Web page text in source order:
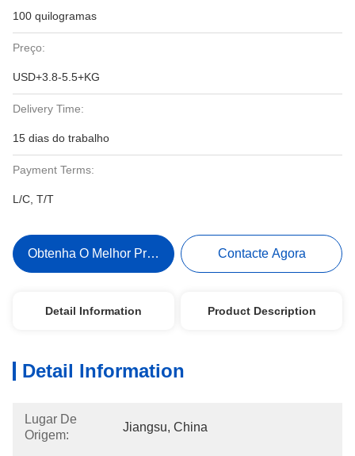
100 quilogramas
Preço:
USD+3.8-5.5+KG
Delivery Time:
15 dias do trabalho
Payment Terms:
L/C, T/T
Obtenha O Melhor Preço Contacte Agora
Detail Information Product Description
Detail Information
Lugar De
Origem:
Jiangsu, China